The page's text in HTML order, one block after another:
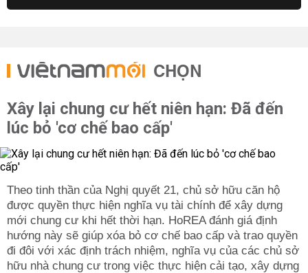
CHỌN
Xây lại chung cư hết niên hạn: Đã đến
lúc bỏ 'cơ chế bao cấp'
Theo tinh thần của Nghị quyết 21, chủ sở hữu căn hộ
được quyền thực hiện nghĩa vụ tài chính để xây dựng
mới chung cư khi hết thời hạn. HoREA đánh giá định
hướng này sẽ giúp xóa bỏ cơ chế bao cấp và trao quyền
đi đôi với xác định trách nhiệm, nghĩa vụ của các chủ sở
hữu nhà chung cư trong việc thực hiện cải tạo, xây dựng